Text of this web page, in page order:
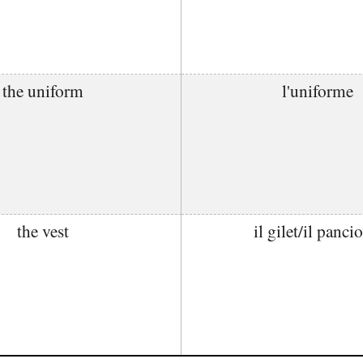
the uniform l'uniforme
the vest il gilet/il